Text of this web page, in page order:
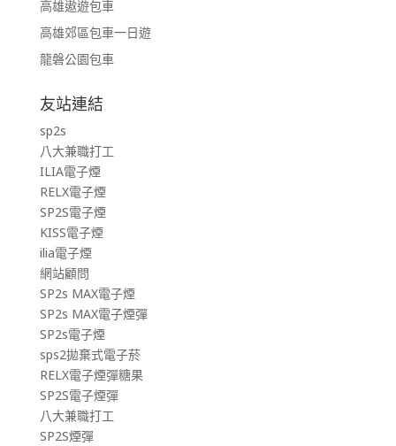
高雄遨遊包車
高雄郊區包車一日遊
龍磐公園包車
友站連結
sp2s
八大兼職打工
ILIA電子煙
RELX電子煙
SP2S電子煙
KISS電子煙
ilia電子煙
網站顧問
SP2s MAX電子煙
SP2s MAX電子煙彈
SP2s電子煙
sps2拋棄式電子菸
RELX電子煙彈糖果
SP2S電子煙彈
八大兼職打工
SP2S煙彈